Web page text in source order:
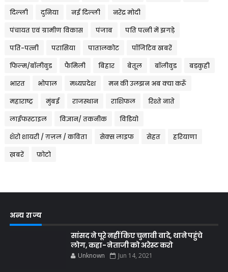
दिल्ली दुनिया नई दिल्ली नरेंद्र मोदी
पंचायत एवं ग्रामीण विकास पंजाब पति पत्नी में झगड़े
पति-पत्नी परासिया पातालकोट पॉजिटिव खबरें
फिल्म/बॉलीवुड फैमिली बिहार बेतूल बॉलीवुड बड़कुही
भारत भोपाल मध्यप्रदेश मन की उलझन अब क्या करूँ
महाराष्ट्र मुंबई राजस्थान राशिफल रिश्ते नाते
लाईफस्टाइल विज्ञान/ तकनीक विडियो
शेरो शायरी / ग़ज़ल / कविता सेक्स लाइफ सेहत हरियाणा
ख़बरें फ़ोटो
अन्य राज्य
सांसद ने पूरे नहीं किए चुनावी वादे, थाने पहुंचे
लोग, कहा- नेताजी को अरेस्ट करो
Unknown Jun 14, 2021